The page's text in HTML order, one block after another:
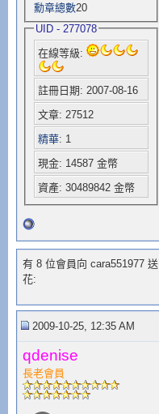
勳章總數20
UID - 277078
在線等級:
註冊日期: 2007-08-16
文章: 27512
精華: 1
現金: 14587 金幣
資產: 30489842 金幣
有 8 位會員向 cara551977 送
花:
2009-10-25, 12:35 AM
qdenise
長老會員